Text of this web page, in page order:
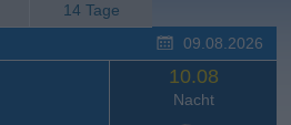
14 Tage
09.08.2026
10.08
Nacht